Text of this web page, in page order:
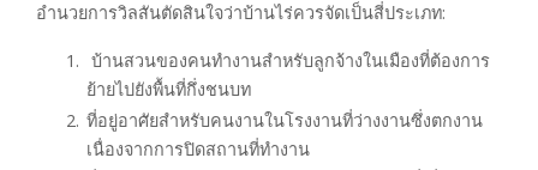
อำนวยการวิลสันตัดสินใจว่าบ้านไร่ควรจัดเป็นสี่ประเภท:
บ้านสวนของคนทำงานสำหรับลูกจ้างในเมืองที่ต้องการ
ย้ายไปยังพื้นที่กึ่งชนบท
ที่อยู่อาศัยสำหรับคนงานในโรงงานที่ว่างงานซึ่งตกงาน
เนื่องจากการปิดสถานที่ทำงาน